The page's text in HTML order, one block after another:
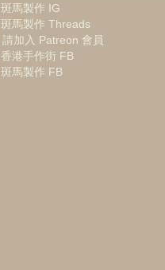
斑馬製作 IG
斑馬製作 Threads
請加入 Patreon 會員
香港手作街 FB
斑馬製作 FB